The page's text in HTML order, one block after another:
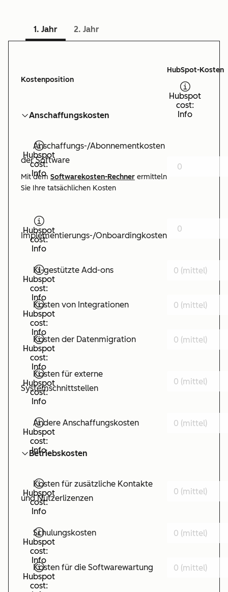
1. Jahr 2. Jahr
Kostenposition
HubSpot-Kosten
Hubspot
cost:
Info
Anschaffungskosten
Hubspot
cost:
Info
Anschaffungs-/Abonnementkosten
der Software
Mit dem Softwarekosten-Rechner ermitteln
Sie Ihre tatsächlichen Kosten
Hubspot
cost:
Info
Implementierungs-/Onboardingkosten
Hubspot
cost:
Info
KI-gestützte Add-ons
Hubspot
cost:
Info
Kosten von Integrationen
Hubspot
cost:
Info
Kosten der Datenmigration
Hubspot
cost:
Info
Kosten für externe
Systemschnittstellen
Hubspot
cost:
Info
Andere Anschaffungskosten
Betriebskosten
Hubspot
cost:
Info
Kosten für zusätzliche Kontakte
und Nutzerlizenzen
Hubspot
cost:
Info
Schulungskosten
Hubspot
cost:
Kosten für die Softwarewartung